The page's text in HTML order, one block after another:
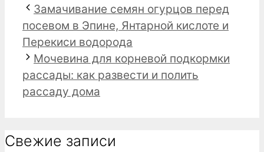
Замачивание семян огурцов перед
посевом в Эпине, Янтарной кислоте и
Перекиси водорода
Мочевина для корневой подкормки
рассады: как развести и полить
рассаду дома
Свежие записи